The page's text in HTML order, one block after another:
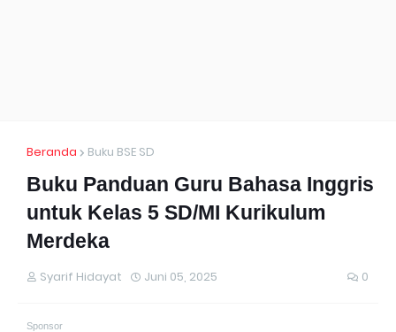
Beranda Buku BSE SD
Buku Panduan Guru Bahasa Inggris
untuk Kelas 5 SD/MI Kurikulum
Merdeka
Syarif Hidayat Juni 05, 2025 0
Sponsor